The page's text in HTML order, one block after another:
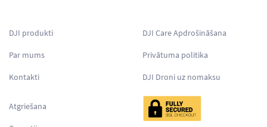
DJI produkti
Par mums
Kontakti
DJI Care Apdrošināšana
Privātuma politika
DJI Droni uz nomaksu
Atgriešana